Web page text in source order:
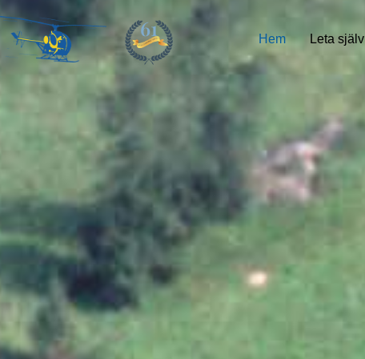
61 Hem Leta själv